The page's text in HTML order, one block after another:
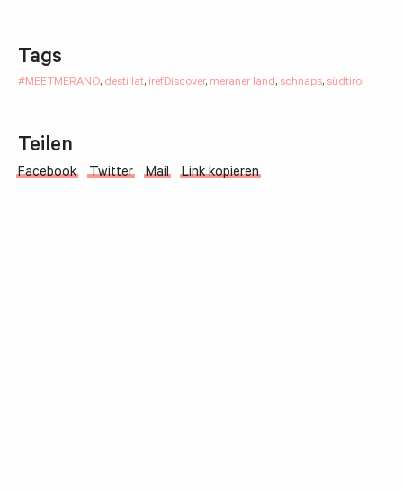
Tags
#MEETMERANO, destillat, irefDiscover, meraner land, schnaps, südtirol
Teilen
Facebook Twitter Mail Link kopieren